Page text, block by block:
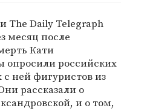
The Daily Telegraph
месяц после
Кати
опросили российских
ней фигуристов из
рассказали о
и о том,